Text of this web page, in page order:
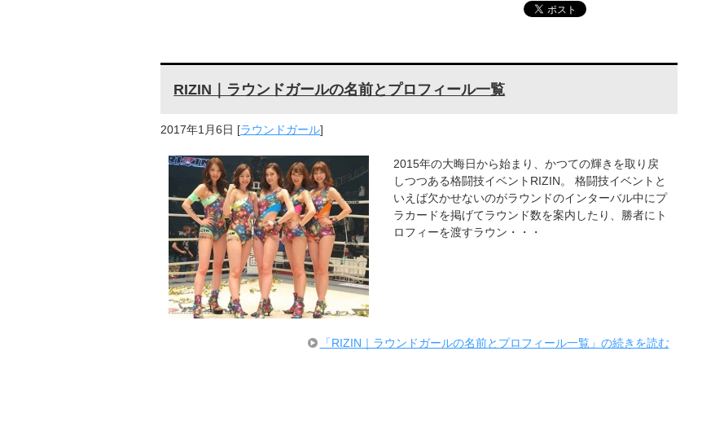
RIZIN｜ラウンドガールの名前とプロフィール一覧
2017年1月6日 [ラウンドガール]
2015年の大晦日から始まり、かつての輝きを取り戻
しつつある格闘技イベントRIZIN。 格闘技イベントと
いえば欠かせないのがラウンドのインターバル中にプ
ラカードを掲げてラウンド数を案内したり、勝者にト
ロフィーを渡すラウン・・・
「RIZIN｜ラウンドガールの名前とプロフィール一覧」の続きを読む